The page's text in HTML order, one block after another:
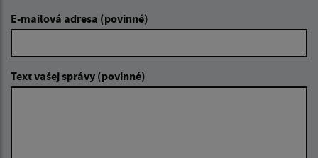
E-mailová adresa (povinné)
Text vašej správy (povinné)